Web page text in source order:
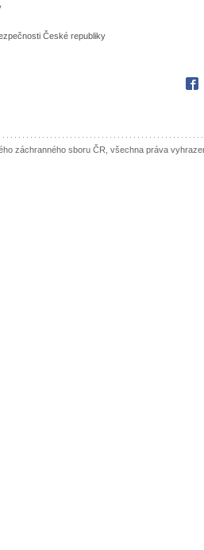
České republiky
záchranného sboru ČR, všechna práva